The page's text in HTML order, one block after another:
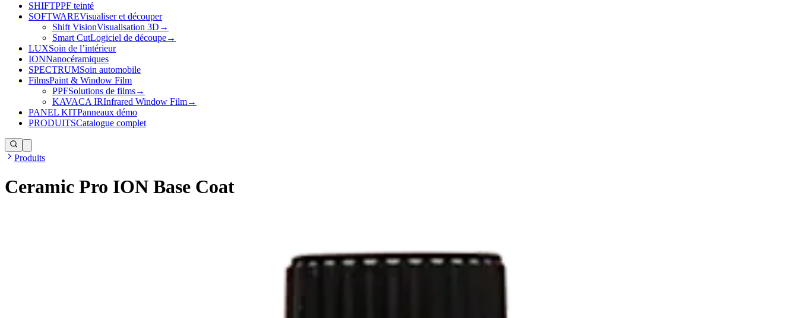
SHIFTPPF teinté
SOFTWAREVisualiser et découper
Shift VisionVisualisation 3D →
Smart CutLogiciel de découpe→
LUXSoin de l’intérieur
IONNanocéramiques
SPECTRUMSoin automobile
FilmsPaint & Window Film
PPFSolutions de films→
KAVACA IRInfrared Window Film→
PANEL KITPanneaux démo
PRODUITSCatalogue complet
Produits
Ceramic Pro ION Base Coat